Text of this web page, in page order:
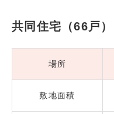
共同住宅（66戸）
場所
敷地面積